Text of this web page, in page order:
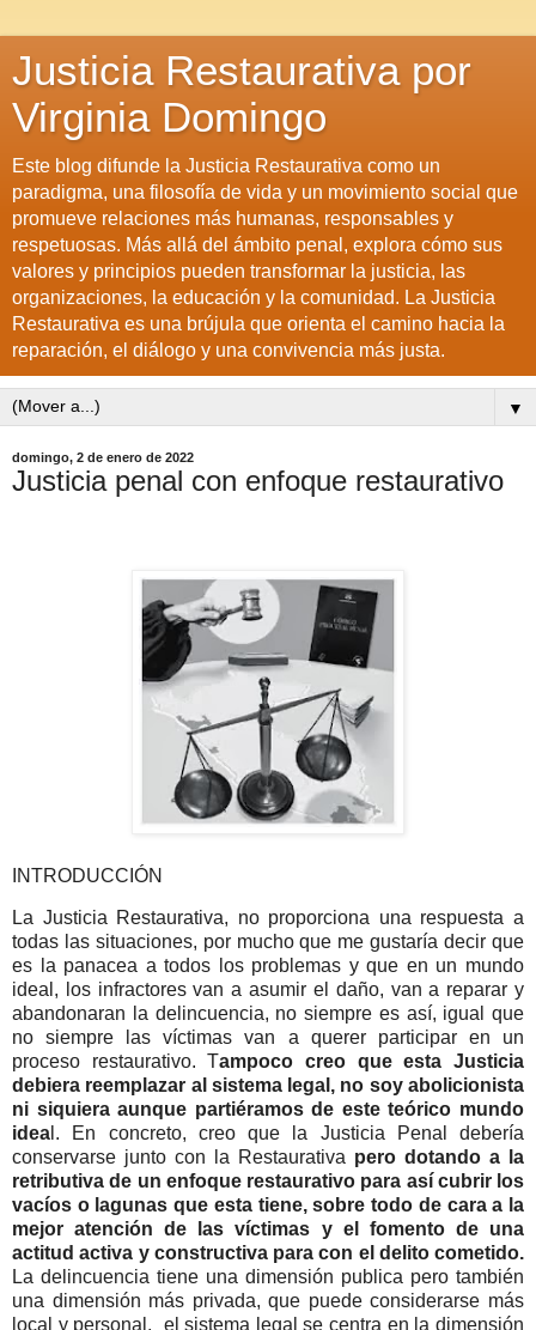
Justicia Restaurativa por
Virginia Domingo
Este blog difunde la Justicia Restaurativa como un
paradigma, una filosofía de vida y un movimiento social que
promueve relaciones más humanas, responsables y
respetuosas. Más allá del ámbito penal, explora cómo sus
valores y principios pueden transformar la justicia, las
organizaciones, la educación y la comunidad. La Justicia
Restaurativa es una brújula que orienta el camino hacia la
reparación, el diálogo y una convivencia más justa.
▼
domingo, 2 de enero de 2022
Justicia penal con enfoque restaurativo
INTRODUCCIÓN
La Justicia Restaurativa, no proporciona una respuesta a
todas las situaciones, por mucho que me gustaría decir que
es la panacea a todos los problemas y que en un mundo
ideal, los infractores van a asumir el daño, van a reparar y
abandonaran la delincuencia, no siempre es así, igual que
no siempre las víctimas van a querer participar en un
proceso restaurativo. Tampoco creo que esta Justicia
debiera reemplazar al sistema legal, no soy abolicionista
ni siquiera aunque partiéramos de este teórico mundo
idea l. En concreto, creo que la Justicia Penal debería
conservarse junto con la Restaurativa pero dotando a la
retributiva de un enfoque restaurativo para así cubrir los
vacíos o lagunas que esta tiene, sobre todo de cara a la
mejor atención de las víctimas y el fomento de una
actitud activa y constructiva para con el delito cometido.
La delincuencia tiene una dimensión publica pero también
una dimensión más privada, que puede considerarse más
local y personal, el sistema legal se centra en la dimensión